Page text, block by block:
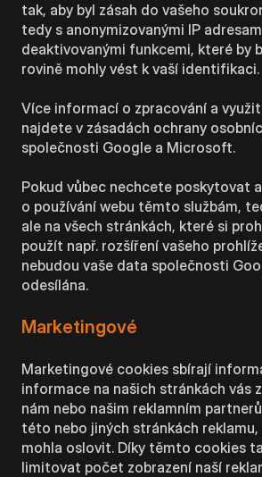
tak, aby byl zásah do vašeho
tedy s anonymizovanými IP
deaktivovanými funkcemi, které by
rovině mohly vést k vaší identifikaci.
Více informací o zpracování a
najdete v zásadách ochrany
společnosti Google a Microsoft.
Pokud vůbec nechcete poskytovat
o používání webu těmto službám,
ale na všech stránkách, které si
použít např. rozšíření vašeho
nebudou vaše data společnosti
odesílána.
Marketingové
Marketingové cookies sbírají
informace na našich stránkách vás
nám nebo našim reklamním
této nebo jiných stránkách reklamu,
mohla oslovit. Díky těmto cookies
limitovat počet zobrazení naší